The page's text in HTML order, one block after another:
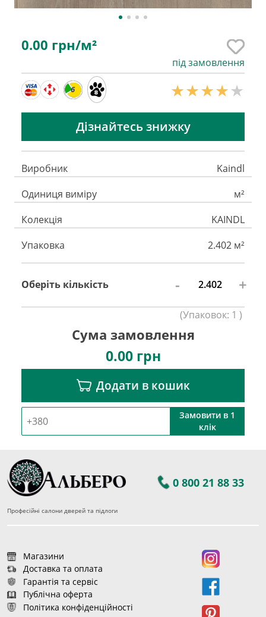
0.00 грн/м²
під замовлення
6
Дізнайтесь знижку
Виробник
Kaindl
Одиниця виміру
м²
Колекція
KAINDL
Упаковка
2.402 м²
Оберіть кількість - +
(Упаковок: 1 )
Сума замовлення
0.00грн
Додати в кошик
Замовити в 1
клік
0 800 21 88 33
Професійні салони дверей та підлоги
Магазини
Доставка та оплата
Гарантія та сервіс
Публічна оферта
Політика конфіденційності